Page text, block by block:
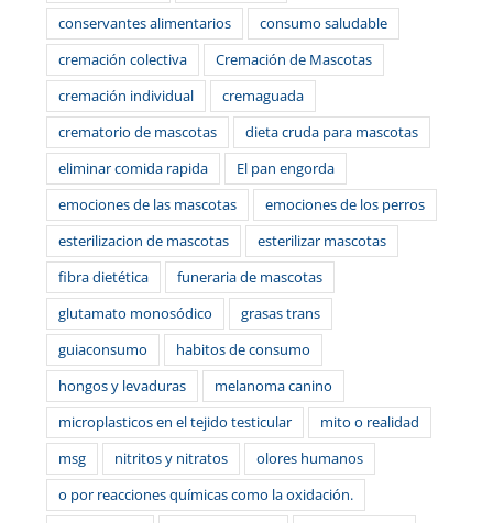
conservantes alimentarios
consumo saludable
cremación colectiva
Cremación de Mascotas
cremación individual
cremaguada
crematorio de mascotas
dieta cruda para mascotas
eliminar comida rapida
El pan engorda
emociones de las mascotas
emociones de los perros
esterilizacion de mascotas
esterilizar mascotas
fibra dietética
funeraria de mascotas
glutamato monosódico
grasas trans
guiaconsumo
habitos de consumo
hongos y levaduras
melanoma canino
microplasticos en el tejido testicular
mito o realidad
msg
nitritos y nitratos
olores humanos
o por reacciones químicas como la oxidación.